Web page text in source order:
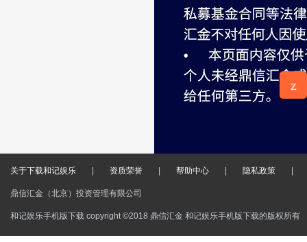
关于下载和记娱乐 | 资质荣誉 | 帮助中心 | 隐私政策 |
鼎信汇金（北京）投资管理有限公司
和记娱乐手机版下载 copyright ©2018 鼎信汇金 和记娱乐手机版下载的版权所有
z